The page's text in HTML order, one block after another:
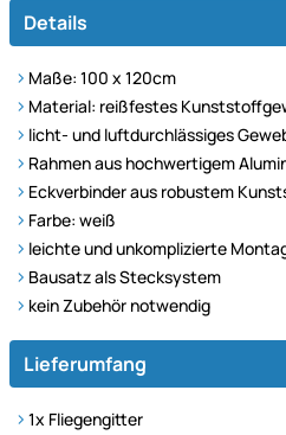
Details
Maße: 100 x 120cm
Material: reißfestes
licht- und luftdurchlässiges
Rahmen aus hochwertigem
Eckverbinder aus robustem
Farbe: weiß
leichte und unkomplizierte
Bausatz als Stecksystem
kein Zubehör notwendig
Lieferumfang
1x Fliegengitter